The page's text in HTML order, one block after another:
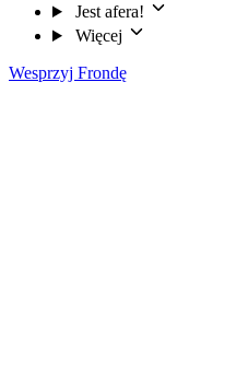
Jest afera!
Więcej
Wesprzyj Frondę